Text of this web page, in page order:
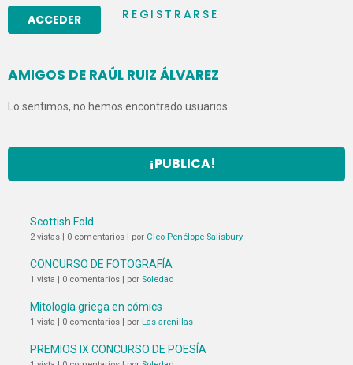
REGISTRARSE
AMIGOS DE RAÚL RUIZ ÁLVAREZ
Lo sentimos, no hemos encontrado usuarios.
¡PUBLICA!
Scottish Fold
2 vistas 0 comentarios por Cleo Penélope Salisbury
CONCURSO DE FOTOGRAFÍA
1 vista 0 comentarios por Soledad
Mitología griega en cómics
1 vista 0 comentarios por Las arenillas
PREMIOS IX CONCURSO DE POESÍA